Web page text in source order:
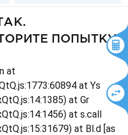
ПОПЫТКУ
at
at Ys
at Gr
at s.call
at Bl.d [as